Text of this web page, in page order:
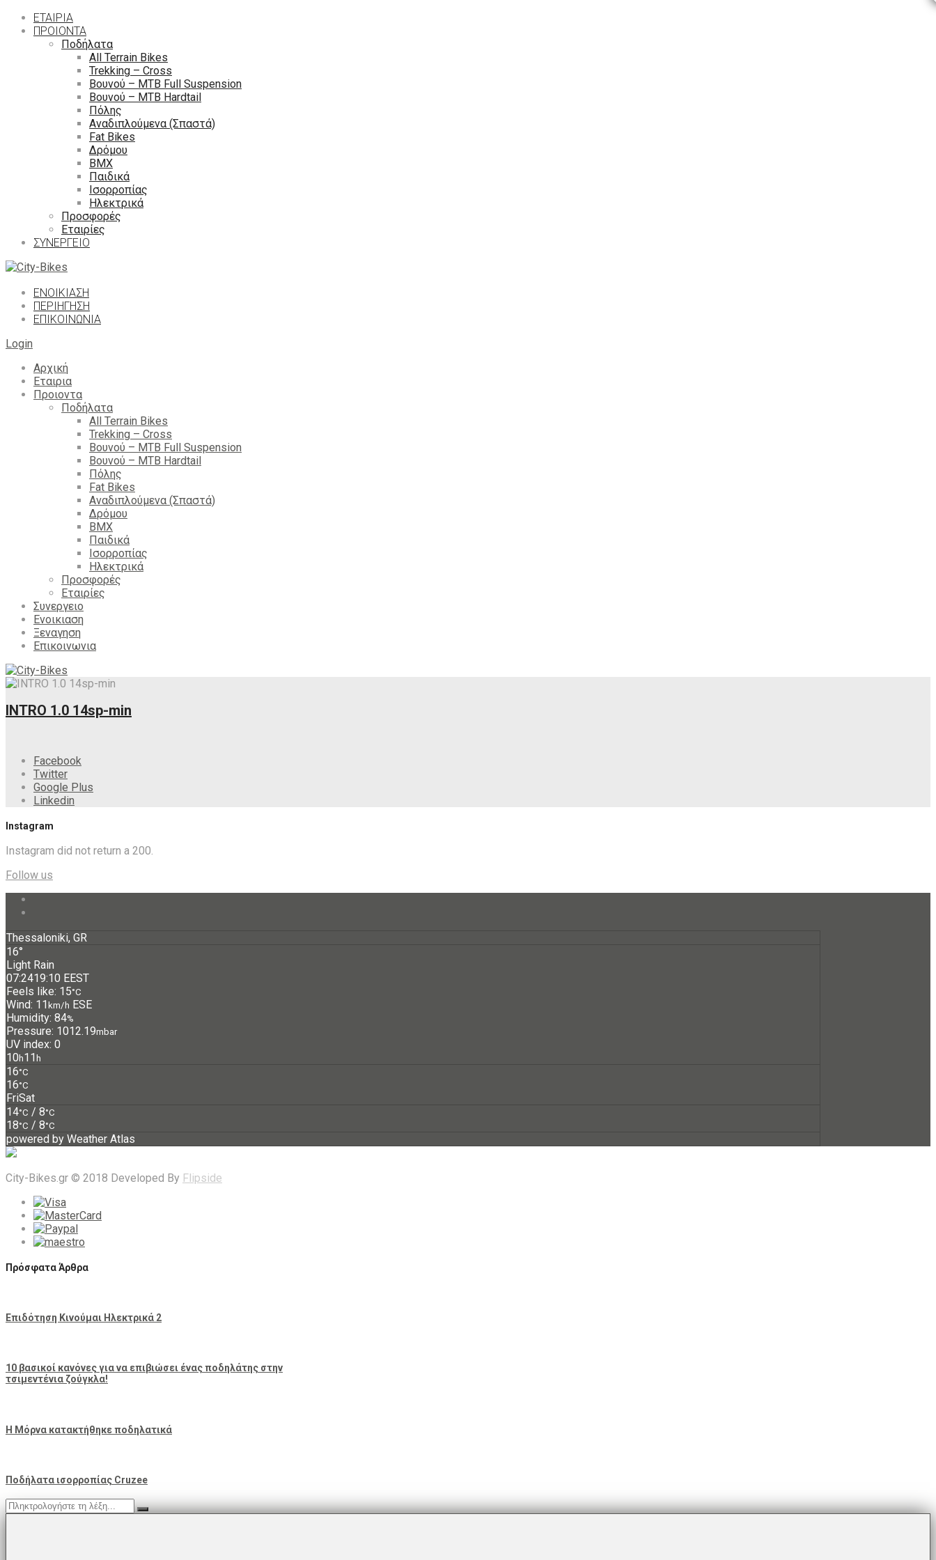
ΕΤΑΙΡΙΑ
ΠΡΟΙΟΝΤΑ
Ποδήλατα
All Terrain Bikes
Trekking – Cross
Βουνού – MTB Full Suspension
Βουνού – MTB Hardtail
Πόλης
Αναδιπλούμενα (Σπαστά)
Fat Bikes
Δρόμου
ΒΜΧ
Παιδικά
Ισορροπίας
Ηλεκτρικά
Προσφορές
Εταιρίες
ΣΥΝΕΡΓΕΙΟ
ΕΝΟΙΚΙΑΣΗ
ΠΕΡΙΉΓΗΣΗ
ΕΠΙΚΟΙΝΩΝΙΑ
Login
Αρχική
Εταιρια
Προιοντα
Ποδήλατα
All Terrain Bikes
Trekking – Cross
Βουνού – MTB Full Suspension
Βουνού – MTB Hardtail
Πόλης
Fat Bikes
Αναδιπλούμενα (Σπαστά)
Δρόμου
BMX
Παιδικά
Ισορροπίας
Ηλεκτρικά
Προσφορές
Εταιρίες
Συνεργειο
Ενοικιαση
Ξεναγηση
Επικοινωνια
INTRO 1.0 14sp-min
Facebook
Twitter
Google Plus
Linkedin
Instagram
Instagram did not return a 200.
Follow us
Thessaloniki, GR
16°
Light Rain
07:2419:10 EEST
Feels like: 15°C
Wind: 11 km/h ESE
Humidity: 84%
Pressure: 1012.19mbar
UV index: 0
10 h11 h
16°C
16°C
FriSat
14°C / 8°C
18°C / 8°C
powered by Weather Atlas
City-Bikes.gr © 2018 Developed By Flipside
Πρόσφατα Άρθρα
Επιδότηση Κινούμαι Ηλεκτρικά 2
10 βασικοί κανόνες για να επιβιώσει ένας ποδηλάτης στην
τσιμεντένια ζούγκλα!
Η Μόρνα κατακτήθηκε ποδηλατικά
Ποδήλατα ισορροπίας Cruzee